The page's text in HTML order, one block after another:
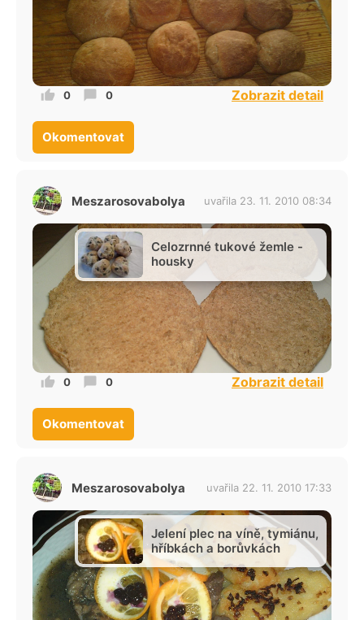
0 0 Zobrazit detail
Okomentovat
Meszarosovabolya uvařila 23. 11. 2010 08:34
Celozrnné tukové žemle -
housky
0 0 Zobrazit detail
Okomentovat
Meszarosovabolya uvařila 22. 11. 2010 17:33
Jelení plec na víně, tymiánu,
hříbkách a borůvkách